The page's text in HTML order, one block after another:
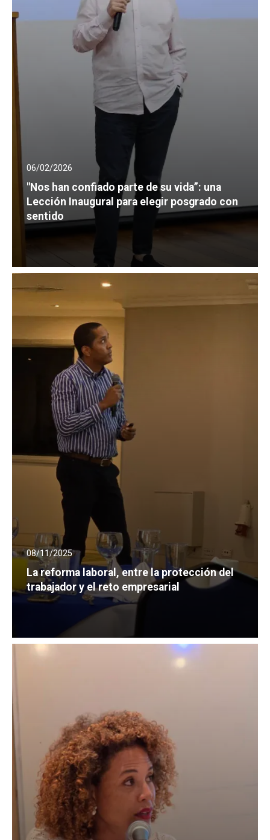
06/02/2026
"Nos han confiado parte de su vida”: una
Lección Inaugural para elegir posgrado con
08/11/2025
La reforma laboral, entre la protección del
trabajador y el reto empresarial